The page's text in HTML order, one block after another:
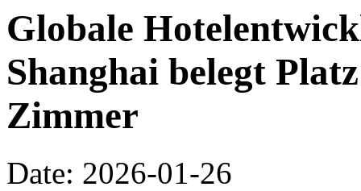
Globale
Shanghai belegt
Zimmer
Date: 2026-01-26